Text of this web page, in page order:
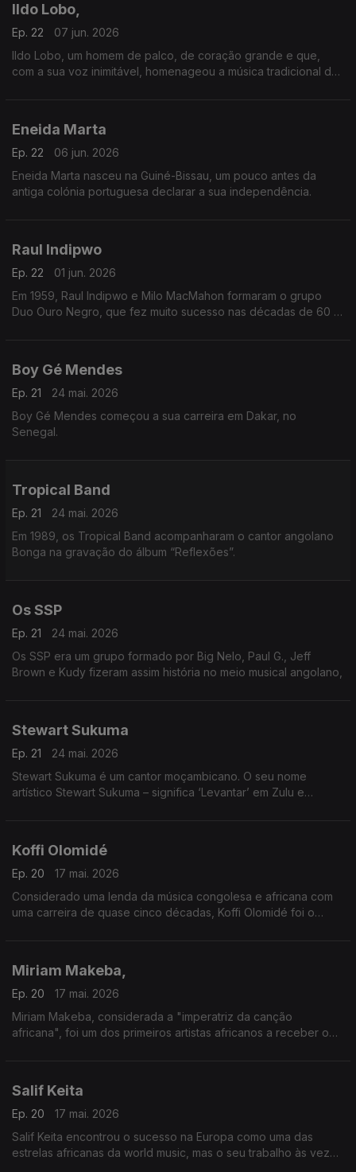
Ildo Lobo,
Ep. 22
07 jun. 2026
Ildo Lobo, um homem de palco, de coração grande e que,
com a sua voz inimitável, homenageou a música tradicional de
Eneida Marta
Ep. 22
06 jun. 2026
Eneida Marta nasceu na Guiné-Bissau, um pouco antes da
antiga colónia portuguesa declarar a sua independência.
Raul Indipwo
Ep. 22
01 jun. 2026
Em 1959, Raul Indipwo e Milo MacMahon formaram o grupo
Duo Ouro Negro, que fez muito sucesso nas décadas de 60 e
Boy Gé Mendes
Ep. 21
24 mai. 2026
Boy Gé Mendes começou a sua carreira em Dakar, no
Senegal.
Tropical Band
Ep. 21
24 mai. 2026
Em 1989, os Tropical Band acompanharam o cantor angolano
Bonga na gravação do álbum “Reflexões”.
Os SSP
Ep. 21
24 mai. 2026
Os SSP era um grupo formado por Big Nelo, Paul G., Jeff
Brown e Kudy fizeram assim história no meio musical angolano,
Stewart Sukuma
Ep. 21
24 mai. 2026
Stewart Sukuma é um cantor moçambicano. O seu nome
artístico Stewart Sukuma – significa ‘Levantar’ em Zulu e
Koffi Olomidé
Ep. 20
17 mai. 2026
Considerado uma lenda da música congolesa e africana com
uma carreira de quase cinco décadas, Koffi Olomidé foi o
Miriam Makeba,
Ep. 20
17 mai. 2026
Miriam Makeba, considerada a "imperatriz da canção
africana", foi um dos primeiros artistas africanos a receber o
Salif Keita
Ep. 20
17 mai. 2026
Salif Keita encontrou o sucesso na Europa como uma das
estrelas africanas da world music, mas o seu trabalho às vezes